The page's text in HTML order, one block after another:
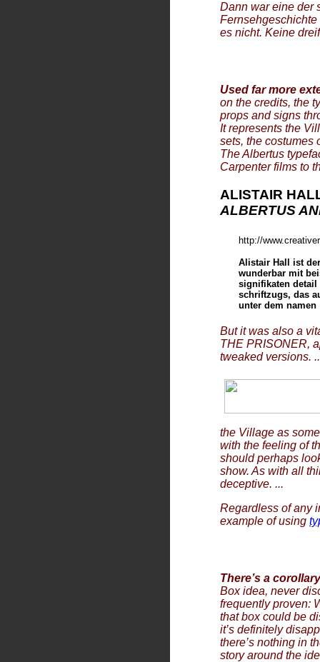
Dann war eine der
es nicht. Keine
Used far more
on the credits, the
props and signs
It represents the
sets, the costumes
The Albertus
Carpenter films to
ALISTAIR
ALBERTUS
http://
Alistair Hall ist
wunderbar mit
signifikaten detail
schriftzugs, das
unter dem namen
But it was also a
THE PRISONER,
tweaked versions.
the Village as
with the feeling of
should perhaps
show. As with all
deceptive. ...
Regardless of any
example of using
There’s a corollary
Box idea, never
frequently proven:
that box could be
it’s definitely
there’s nothing in
story around the